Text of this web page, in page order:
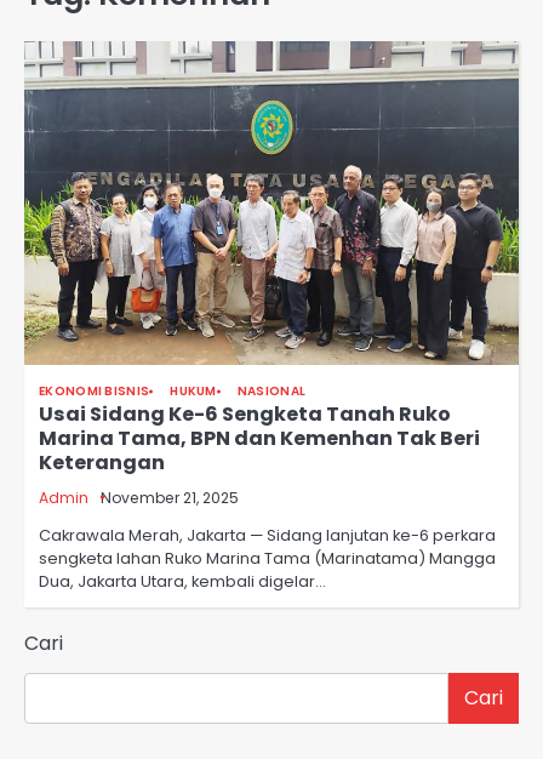
EKONOMI BISNIS HUKUM NASIONAL
Usai Sidang Ke-6 Sengketa Tanah Ruko
Marina Tama, BPN dan Kemenhan Tak Beri
Keterangan
Admin November 21, 2025
Cakrawala Merah, Jakarta — Sidang lanjutan ke-6 perkara
sengketa lahan Ruko Marina Tama (Marinatama) Mangga
Dua, Jakarta Utara, kembali digelar…
Cari
Cari